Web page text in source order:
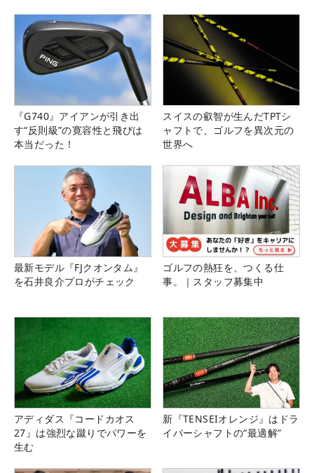
『G740』アイアンが引き出
す“反則級”の寛容性と飛びは
本当だった！
スイスの叡智が生んだTPTシ
ャフトで、ゴルフを異次元の
世界へ
最新モデル『FJクオンタム』
を石井良介プロがチェック
ゴルフの熱狂を、つくる仕
事。｜スタッフ募集中
アディダス『コードカオス
27』は強烈な蹴りでパワーを
生む
新『TENSEIオレンジ』はドラ
イバーシャフトの“最適解”